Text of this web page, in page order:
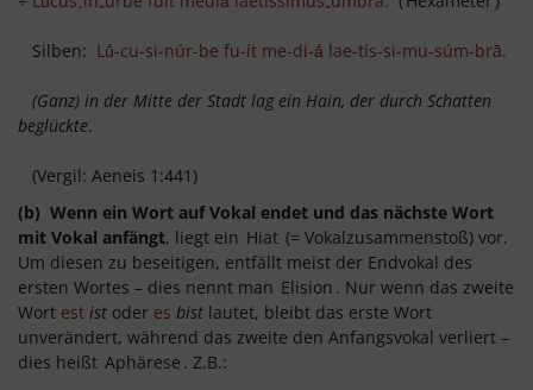
⏑ ⏑ ⏑
Silben: Lū́-cu-si-núr-be fu-ít me-di-ā́ lae-tís-si-mu-súm-brā.
(Ganz) in der Mitte der Stadt lag ein Hain, der durch Schatten
beglückte.
(Vergil: Aeneis 1:441)
(b) Wenn ein Wort auf Vokal endet und das nächste Wort
mit Vokal anfängt, liegt ein Hiat (= Vokalzusammenstoß) vor.
Um diesen zu beseitigen, entfällt meist der Endvokal des
ersten Wortes – dies nennt man Elision . Nur wenn das zweite
Wort est ist oder es bist lautet, bleibt das erste Wort
unverändert, während das zweite den Anfangsvokal verliert –
dies heißt Aphärese . Z.B.: